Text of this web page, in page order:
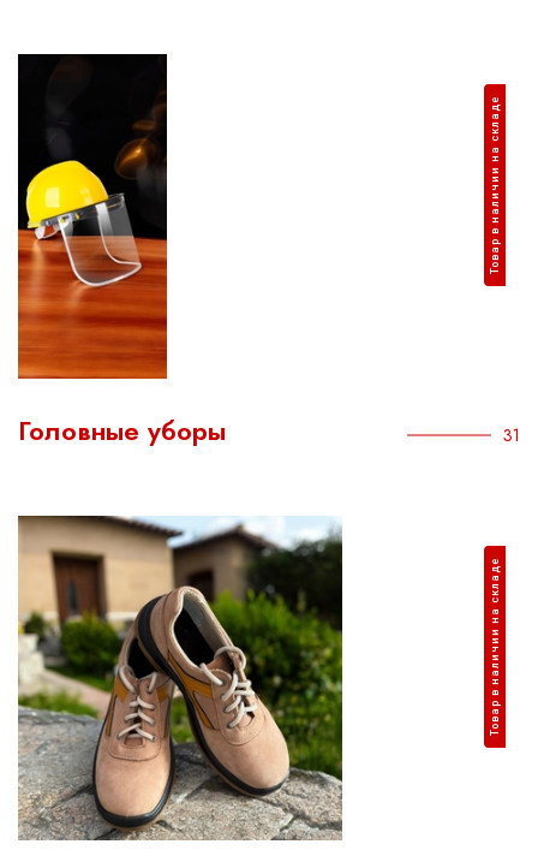
Товар в наличии на складе
Головные уборы 31
Товар в наличии на складе